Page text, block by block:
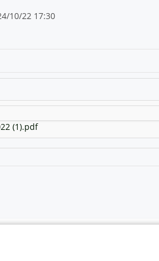
10/22 17:30
(1).pdf